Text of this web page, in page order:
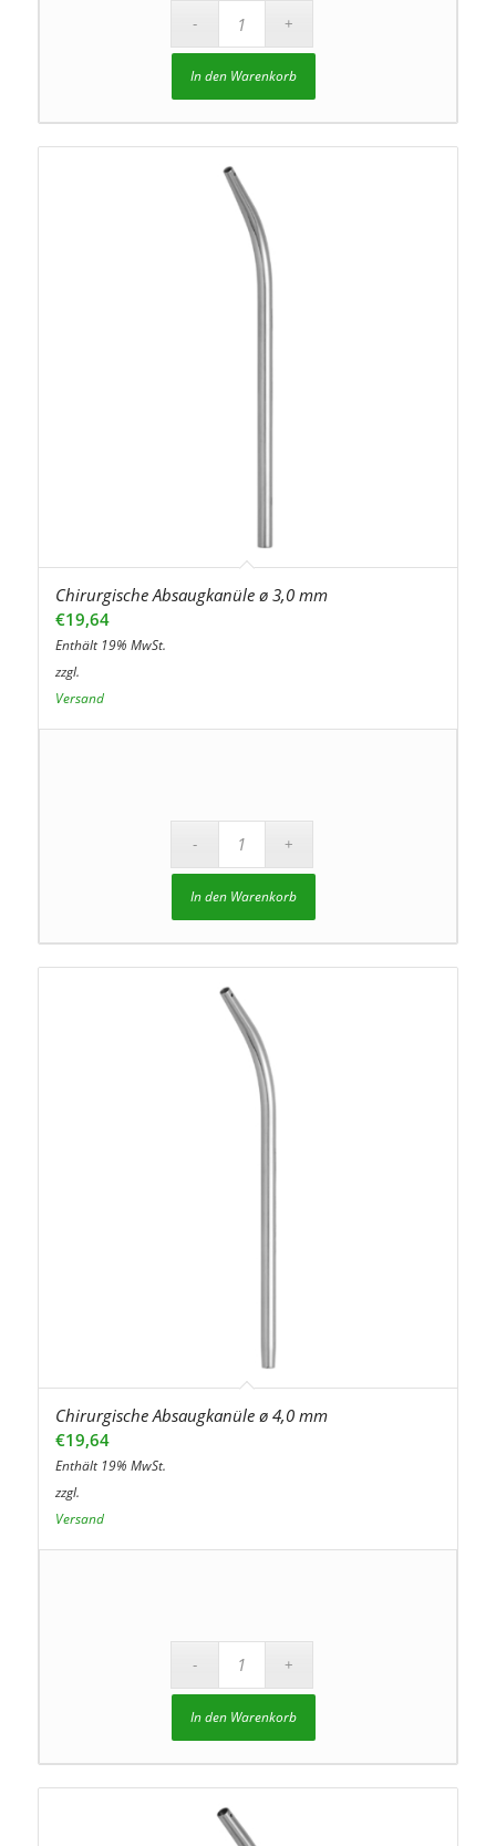
In den Warenkorb
Chirurgische Absaugkanüle ø 3,0 mm
€19,64
Enthält 19% MwSt.
zzgl.
Versand
In den Warenkorb
Chirurgische Absaugkanüle ø 4,0 mm
€19,64
Enthält 19% MwSt.
zzgl.
Versand
In den Warenkorb